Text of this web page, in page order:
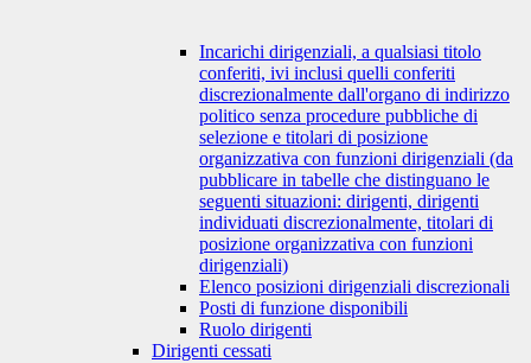
Incarichi dirigenziali, a qualsiasi titolo
conferiti, ivi inclusi quelli conferiti
discrezionalmente dall'organo di indirizzo
politico senza procedure pubbliche di
selezione e titolari di posizione
organizzativa con funzioni dirigenziali (da
pubblicare in tabelle che distinguano le
seguenti situazioni: dirigenti, dirigenti
individuati discrezionalmente, titolari di
posizione organizzativa con funzioni
dirigenziali)
Elenco posizioni dirigenziali discrezionali
Posti di funzione disponibili
Ruolo dirigenti
Dirigenti cessati